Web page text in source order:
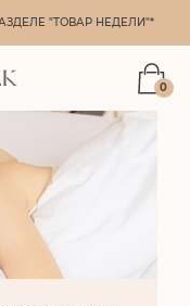
"ТОВАР НЕДЕЛИ"*
0